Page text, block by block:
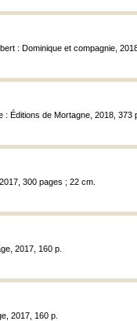
: Dominique et compagnie,
: Éditions de Mortagne, 2018, 373
300 pages ; 22 cm.
2017, 160 p.
2017, 160 p.